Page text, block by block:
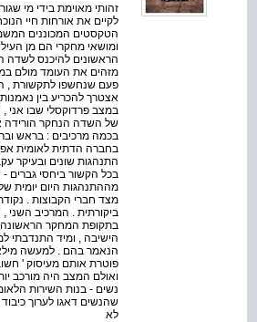
זהותי מאוימת בידי מי
לקיים את אורחות חיי
הטקסטים המכוננים
ומושאי מחקרי הם מן
הראשונים להיכנס לשדה
מזהים את העומד מולם
פעם שנחשפו לתקשורת ,
אצטרך להכריע בין
במצב פרדוקסלי שבו
של השדה הנחקר הורידה
בכמה מרכיבים : בראש
בחברה הדתית לאומית
התנהגות שונים ובעיקר
בכל הקשור ביחסי גברים
מההתנהגות היום יומית
מצד חברי הקבוצות .
ביקורתית . המרכיב
בתקופת המחקר הראשונה
הישיבה , ומיד התנדבתי
הנאמר בהם . למעשה
פוטרת אותם מעיסוק '
ואולם המצב היה מורכב
נשים - בנות השירות
שהנשים דאגו לערוך
לא